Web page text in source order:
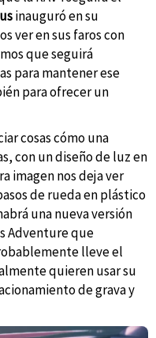
inauguró en su
ver en sus faros con
que seguirá
para mantener ese
para ofrecer un
cosas cómo una
con un diseño de luz en
imagen nos deja ver
de rueda en plástico
una nueva versión
Adventure que
lleve el
quieren usar su
de grava y